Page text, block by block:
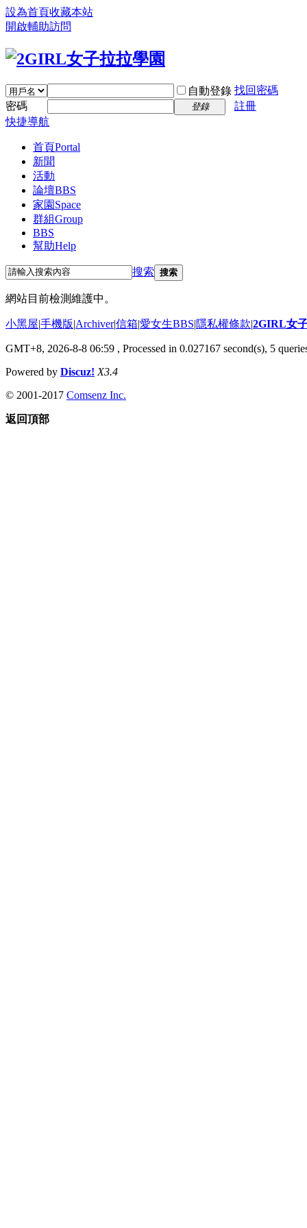
設為首頁收藏本站
開啟輔助訪問
自動登錄 找回密碼
密碼
登錄
註冊
快捷導航
首頁Portal
新聞
活動
論壇BBS
家園 Space
群組Group
BBS
幫助Help
搜索 搜索
網站目前檢測維護中。
小黑屋|手機版|Archiver|信箱|愛女生BBS|隱私權條款|2GIRL女
GMT+8, 2026-8-8 06:59 , Processed in 0.027167 second(s), 5
Powered by Discuz! X3.4
© 2001-2017 Comsenz Inc.
返回頂部